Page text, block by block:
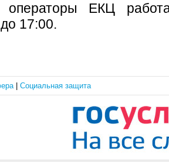
операторы ЕКЦ
17:00.
Социальная защита